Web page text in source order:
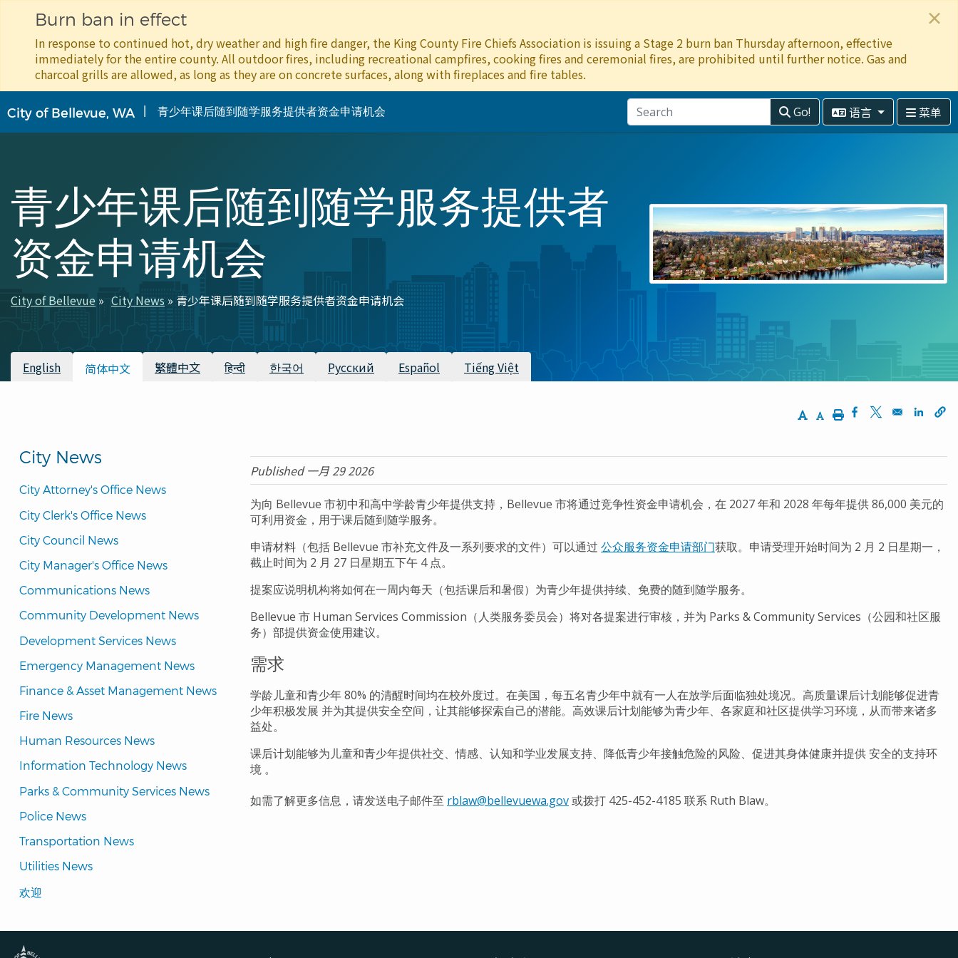
转
到
Burn ban in effect
In response to continued hot, dry weather and high fire danger, the King County Fire Chiefs Association is issuing a Stage 2 burn ban Thursday afternoon, effective
immediately for the entire county. All outdoor fires, including recreational campfires, cooking fires and ceremonial fires, are prohibited until further notice. Gas and
charcoal grills are allowed, as long as they are on concrete surfaces, along with fireplaces and fire tables.
×
City of Bellevue, WA 青少年课后随到随学服务提供者资金申请机会 Go! 语言 菜单
青少年课后随到随学服务提供者
资金申请机会
面
屑
City of Bellevue City News 青少年课后随到随学服务提供者资金申请机会
可用翻译
English 简体中文 繁體中文 हिन्दी 한국어 Русский Español Tiếng Việt
Increase Text Size
Decrease Text Size
PrintOpens in a new
Opens in aOpens
City News
City Attorney's Office News
City Clerk's Office News
City Council News
City Manager's Office News
Communications News
Community Development News
Development Services News
Emergency Management News
Finance & Asset Management News
Fire News
Human Resources News
Information Technology News
Parks & Community Services News
Police News
Transportation News
Utilities News
Translated
Navigation
欢迎
Published 一月 29 2026
为向 Bellevue 市初中和高中学龄青少年提供支持，Bellevue 市将通过竞争性资金申请机会，在 2027 年和 2028 年每年提供 86,000 美元的
可利用资金，用于课后随到随学服务。
申请材料（包括 Bellevue 市补充文件及一系列要求的文件）可以通过 公众服务资金申请部门获取。申请受理开始时间为 2 月 2 日星期一，
截止时间为 2 月 27 日星期五下午 4 点。
提案应说明机构将如何在一周内每天（包括课后和暑假）为青少年提供持续、免费的随到随学服务。
Bellevue 市 Human Services Commission（人类服务委员会）将对各提案进行审核，并为 Parks & Community Services（公园和社区服
务）部提供资金使用建议。
需求
学龄儿童和青少年 80% 的清醒时间均在校外度过。在美国，每五名青少年中就有一人在放学后面临独处境况。高质量课后计划能够促进青
少年积极发展 并为其提供安全空间，让其能够探索自己的潜能。高效课后计划能够为青少年、各家庭和社区提供学习环境，从而带来诸多
益处。
课后计划能够为儿童和青少年提供社交、情感、认知和学业发展支持、降低青少年接触危险的风险、促进其身体健康并提供 安全的支持环
境 。
如需了解更多信息，请发送电子邮件至 rblaw@bellevuewa.gov或拨打 425-452-4185 联系 Ruth Blaw。